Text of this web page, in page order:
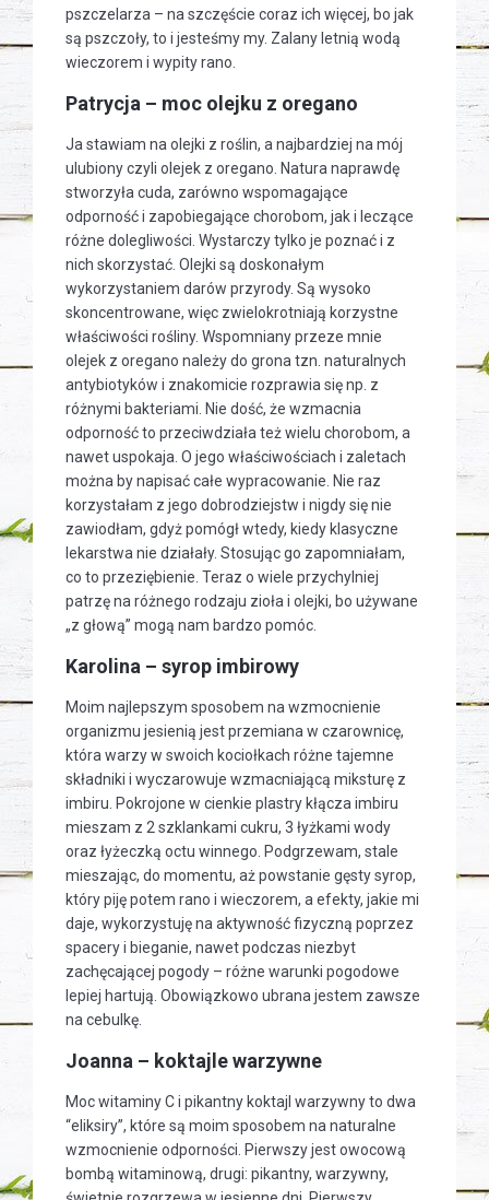
pszczelarza – na szczęście coraz ich więcej, bo jak
są pszczoły, to i jesteśmy my. Zalany letnią wodą
wieczorem i wypity rano.
Patrycja – moc olejku z oregano
Ja stawiam na olejki z roślin, a najbardziej na mój
ulubiony czyli olejek z oregano. Natura naprawdę
stworzyła cuda, zarówno wspomagające
odporność i zapobiegające chorobom, jak i leczące
różne dolegliwości. Wystarczy tylko je poznać i z
nich skorzystać. Olejki są doskonałym
wykorzystaniem darów przyrody. Są wysoko
skoncentrowane, więc zwielokrotniają korzystne
właściwości rośliny. Wspomniany przeze mnie
olejek z oregano należy do grona tzn. naturalnych
antybiotyków i znakomicie rozprawia się np. z
różnymi bakteriami. Nie dość, że wzmacnia
odporność to przeciwdziała też wielu chorobom, a
nawet uspokaja. O jego właściwościach i zaletach
można by napisać całe wypracowanie. Nie raz
korzystałam z jego dobrodziejstw i nigdy się nie
zawiodłam, gdyż pomógł wtedy, kiedy klasyczne
lekarstwa nie działały. Stosując go zapomniałam,
co to przeziębienie. Teraz o wiele przychylniej
patrzę na różnego rodzaju zioła i olejki, bo używane
„z głową” mogą nam bardzo pomóc.
Karolina – syrop imbirowy
Moim najlepszym sposobem na wzmocnienie
organizmu jesienią jest przemiana w czarownicę,
która warzy w swoich kociołkach różne tajemne
składniki i wyczarowuje wzmacniającą miksturę z
imbiru. Pokrojone w cienkie plastry kłącza imbiru
mieszam z 2 szklankami cukru, 3 łyżkami wody
oraz łyżeczką octu winnego. Podgrzewam, stale
mieszając, do momentu, aż powstanie gęsty syrop,
który piję potem rano i wieczorem, a efekty, jakie mi
daje, wykorzystuję na aktywność fizyczną poprzez
spacery i bieganie, nawet podczas niezbyt
zachęcającej pogody – różne warunki pogodowe
lepiej hartują. Obowiązkowo ubrana jestem zawsze
na cebulkę.
Joanna – koktajle warzywne
Moc witaminy C i pikantny koktajl warzywny to dwa
“eliksiry”, które są moim sposobem na naturalne
wzmocnienie odporności. Pierwszy jest owocową
bombą witaminową, drugi: pikantny, warzywny,